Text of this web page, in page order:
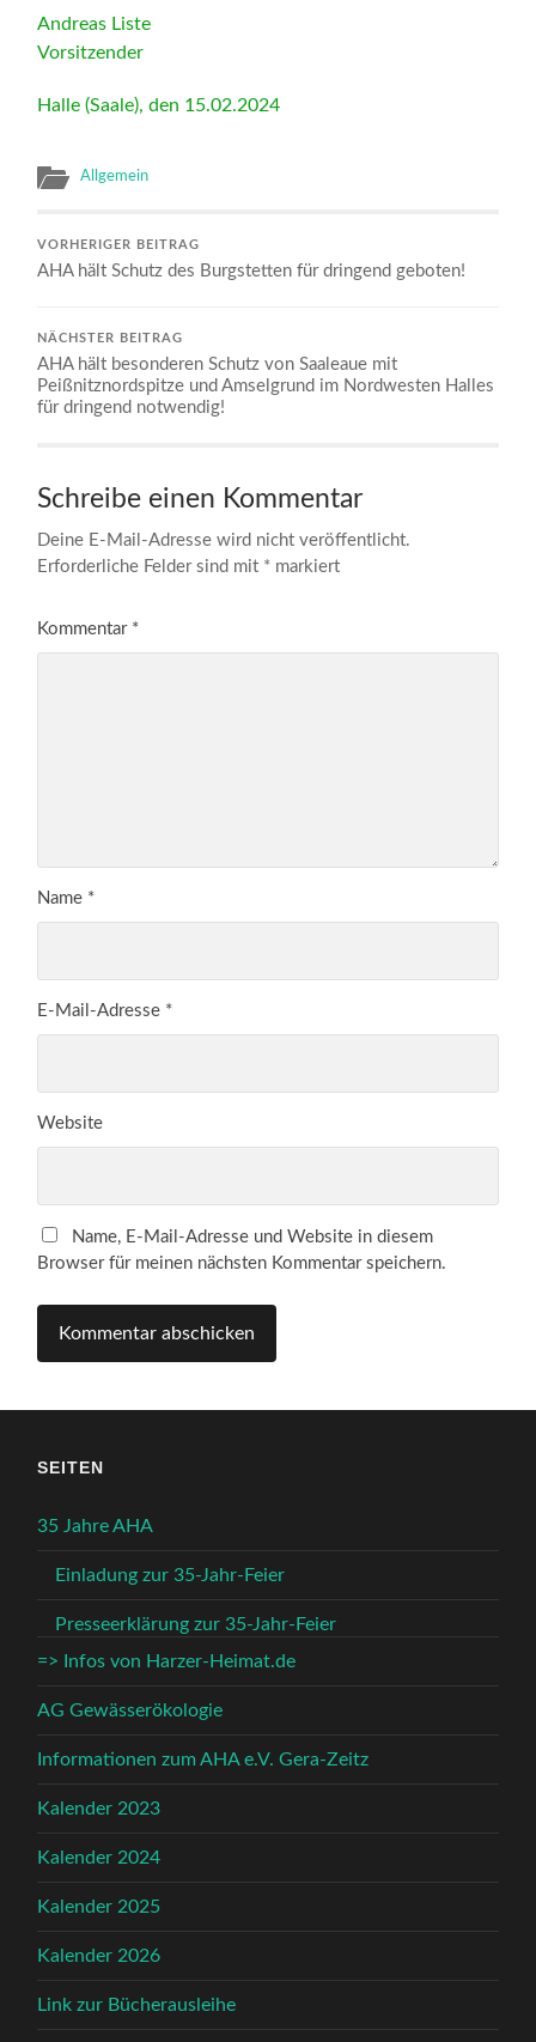
Andreas Liste
Vorsitzender
Halle (Saale), den 15.02.2024
Allgemein
VORHERIGER BEITRAG
AHA hält Schutz des Burgstetten für dringend geboten!
NÄCHSTER BEITRAG
AHA hält besonderen Schutz von Saaleaue mit
Peißnitznordspitze und Amselgrund im Nordwesten Halles
für dringend notwendig!
Schreibe einen Kommentar
Deine E-Mail-Adresse wird nicht veröffentlicht.
Erforderliche Felder sind mit * markiert
Kommentar *
Name *
E-Mail-Adresse *
Website
Name, E-Mail-Adresse und Website in diesem
Browser für meinen nächsten Kommentar speichern.
SEITEN
35 Jahre AHA
Einladung zur 35-Jahr-Feier
Presseerklärung zur 35-Jahr-Feier
=> Infos von Harzer-Heimat.de
AG Gewässerökologie
Informationen zum AHA e.V. Gera-Zeitz
Kalender 2023
Kalender 2024
Kalender 2025
Kalender 2026
Link zur Bücherausleihe